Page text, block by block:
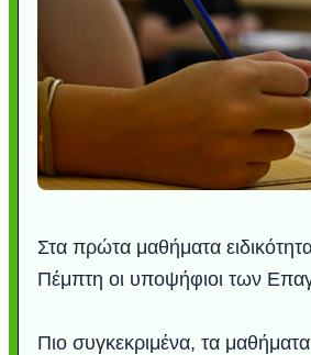
Στα πρώτα μαθήματα
Πέμπτη οι υποψήφιοι των
Πιο συγκεκριμένα, τα